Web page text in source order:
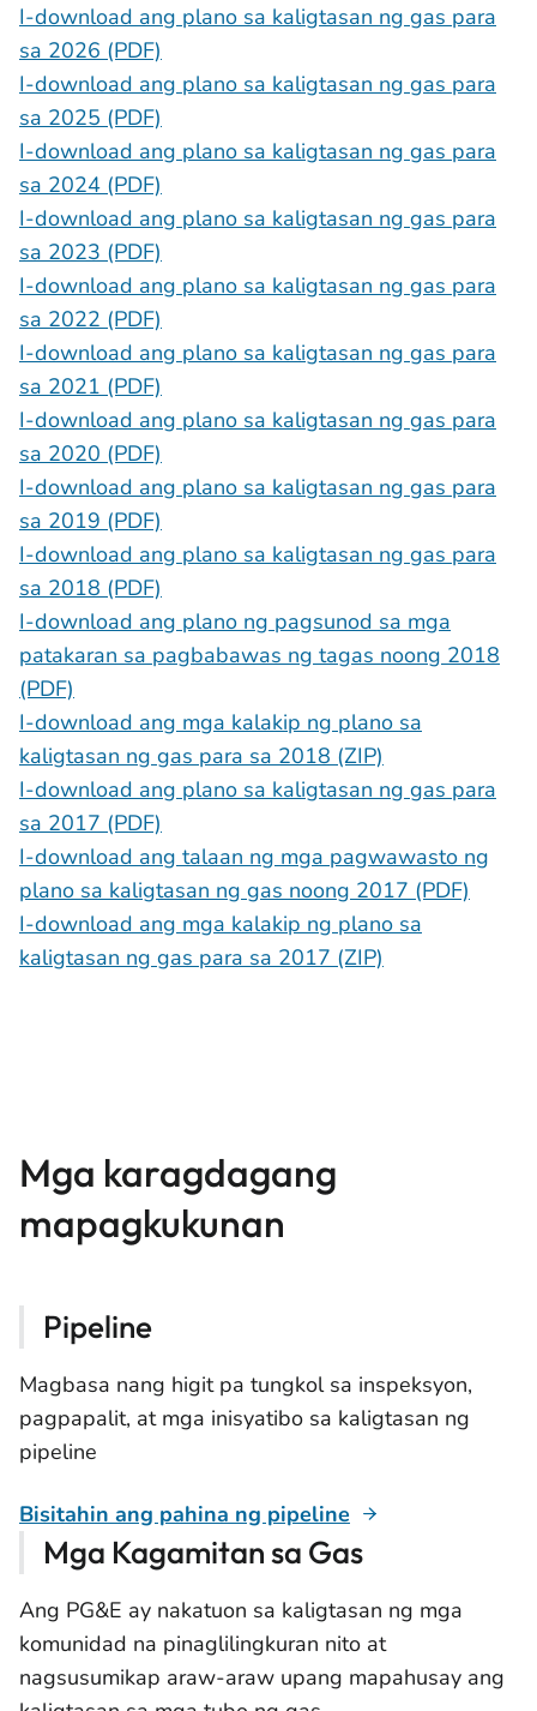
I-download ang plano sa kaligtasan ng gas para
sa 2026 (PDF)
I-download ang plano sa kaligtasan ng gas para
sa 2025 (PDF)
I-download ang plano sa kaligtasan ng gas para
sa 2024 (PDF)
I-download ang plano sa kaligtasan ng gas para
sa 2023 (PDF)
I-download ang plano sa kaligtasan ng gas para
sa 2022 (PDF)
I-download ang plano sa kaligtasan ng gas para
sa 2021 (PDF)
I-download ang plano sa kaligtasan ng gas para
sa 2020 (PDF)
I-download ang plano sa kaligtasan ng gas para
sa 2019 (PDF)
I-download ang plano sa kaligtasan ng gas para
sa 2018 (PDF)
I-download ang plano ng pagsunod sa mga
patakaran sa pagbabawas ng tagas noong 2018
(PDF)
I-download ang mga kalakip ng plano sa
kaligtasan ng gas para sa 2018 (ZIP)
I-download ang plano sa kaligtasan ng gas para
sa 2017 (PDF)
I-download ang talaan ng mga pagwawasto ng
plano sa kaligtasan ng gas noong 2017 (PDF)
I-download ang mga kalakip ng plano sa
kaligtasan ng gas para sa 2017 (ZIP)
Mga karagdagang
mapagkukunan
Pipeline
Magbasa nang higit pa tungkol sa inspeksyon,
pagpapalit, at mga inisyatibo sa kaligtasan ng
pipeline
Bisitahin ang pahina ng pipeline
Mga Kagamitan sa Gas
Ang PG&E ay nakatuon sa kaligtasan ng mga
komunidad na pinaglilingkuran nito at
nagsusumikap araw-araw upang mapahusay ang